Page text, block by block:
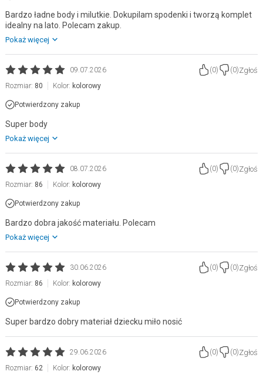
Bardzo ładne body i milutkie. Dokupilam spodenki i tworzą komplet
idealny na lato. Polecam zakup.
Pokaż więcej
09.07.2026 (0) (0)Zgłoś
Rozmiar: 80 Kolor: kolorowy
Potwierdzony zakup
Super body
Pokaż więcej
08.07.2026 (0) (0)Zgłoś
Rozmiar: 86 Kolor: kolorowy
Potwierdzony zakup
Bardzo dobra jakość materiału. Polecam
Pokaż więcej
30.06.2026 (0) (0)Zgłoś
Rozmiar: 86 Kolor: kolorowy
Potwierdzony zakup
Super bardzo dobry materiał dziecku miło nosić
29.06.2026 (0) (0)Zgłoś
Rozmiar: 62 Kolor: kolorowy